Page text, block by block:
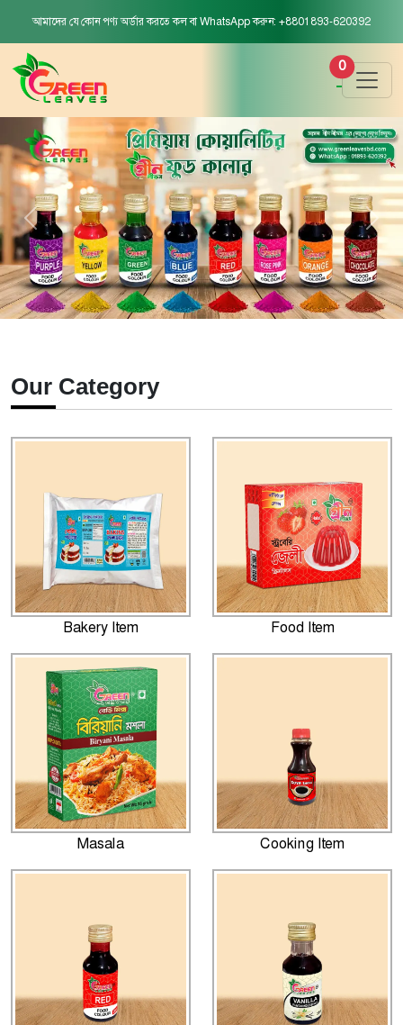
আমাদের যে কোন পণ্য অর্ডার করতে কল বা WhatsApp করুন: +8801893-620392
0
Our Category
Bakery Item Food Item
Masala Cooking Item